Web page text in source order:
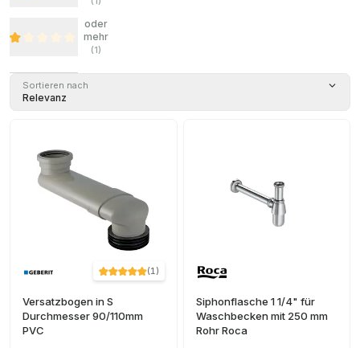
oder
mehr
(1)
Sortieren nach
Relevanz
(1)
Versatzbogen in S
Durchmesser 90/110mm
PVC
Siphonflasche 1 1/4" für
Waschbecken mit 250 mm
Rohr Roca